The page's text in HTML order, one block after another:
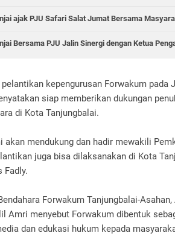
ajak PJU Safari Salat Jumat Bersama
Bersama PJU Jalin Sinergi dengan Ketua
kepengurusan Forwakum pada
siap memberikan dukungan
di Kota Tanjungbalai.
akan mendukung dan hadir mewakili
juga bisa dilaksanakan di Kota
Fadly.
Forwakum Tanjungbalai-
Amri menyebut Forwakum dibentuk
dan edukasi hukum kepada